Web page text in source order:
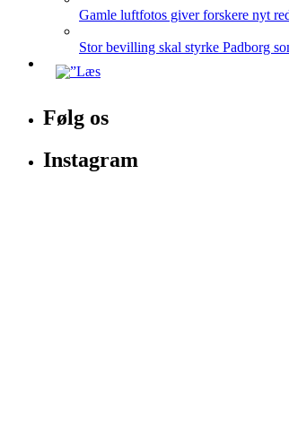
Gamle luftfotos giver forskere nyt
Stor bevilling skal styrke Padborg
Følg os
Instagram